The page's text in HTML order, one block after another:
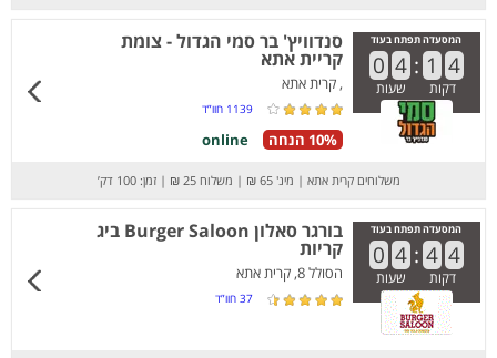
המסעדה תפתח בעוד
0 4 : 1 4
דקות שעות
סנדוויץ' בר סמי הגדול - צומת
קריית אתא
, קרית אתא
1139 חוו”ד
10% הנחה online
משלוחים קרית אתא | מינ' 65 ₪ | משלוח 25 ₪ | זמן: 100 דק’
המסעדה תפתח בעוד
0 4 : 4 4
דקות שעות
בורגר סאלון Burger Saloon ביג
קריות
הסולל 8, קרית אתא
37 חוו”ד